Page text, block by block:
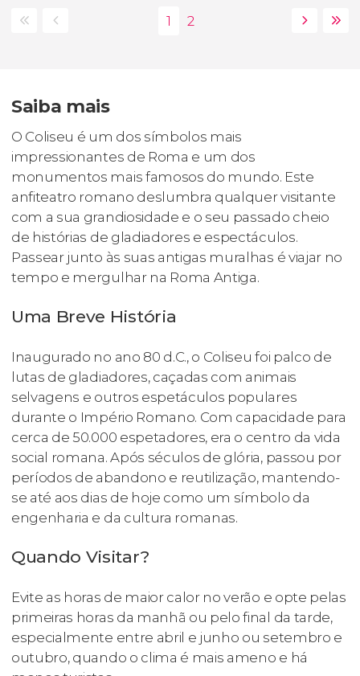
Saiba mais
O Coliseu é um dos símbolos mais
impressionantes de Roma e um dos
monumentos mais famosos do mundo. Este
anfiteatro romano deslumbra qualquer visitante
com a sua grandiosidade e o seu passado cheio
de histórias de gladiadores e espectáculos.
Passear junto às suas antigas muralhas é viajar no
tempo e mergulhar na Roma Antiga.
Uma Breve História
Inaugurado no ano 80 d.C., o Coliseu foi palco de
lutas de gladiadores, caçadas com animais
selvagens e outros espetáculos populares
durante o Império Romano. Com capacidade para
cerca de 50.000 espetadores, era o centro da vida
social romana. Após séculos de glória, passou por
períodos de abandono e reutilização, mantendo-
se até aos dias de hoje como um símbolo da
engenharia e da cultura romanas.
Quando Visitar?
Evite as horas de maior calor no verão e opte pelas
primeiras horas da manhã ou pelo final da tarde,
especialmente entre abril e junho ou setembro e
outubro, quando o clima é mais ameno e há